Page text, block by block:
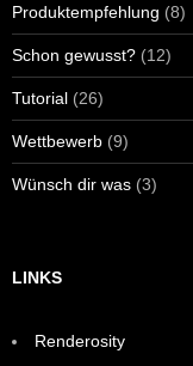
Produktempfehlung (8)
Schon gewusst? (12)
Tutorial (26)
Wettbewerb (9)
Wünsch dir was (3)
LINKS
Renderosity